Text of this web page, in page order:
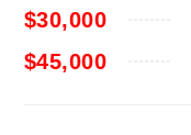
$30,000
$45,000